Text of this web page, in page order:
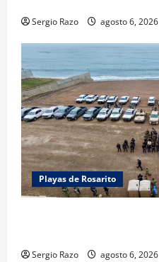
Sergio Razo agosto 6, 2026
Playas de Rosarito
Sergio Razo agosto 6, 2026